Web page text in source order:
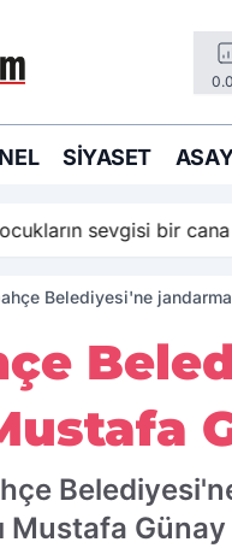
SIYASET
sevgisi bir
Belediyesi'ne
Mustafa